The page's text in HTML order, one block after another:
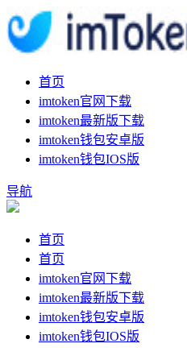
首页
imtoken官网下载
imtoken最新版下载
imtoken钱包安卓版
imtoken钱包IOS版
导航
首页
首页
imtoken官网下载
imtoken最新版下载
imtoken钱包安卓版
imtoken钱包IOS版